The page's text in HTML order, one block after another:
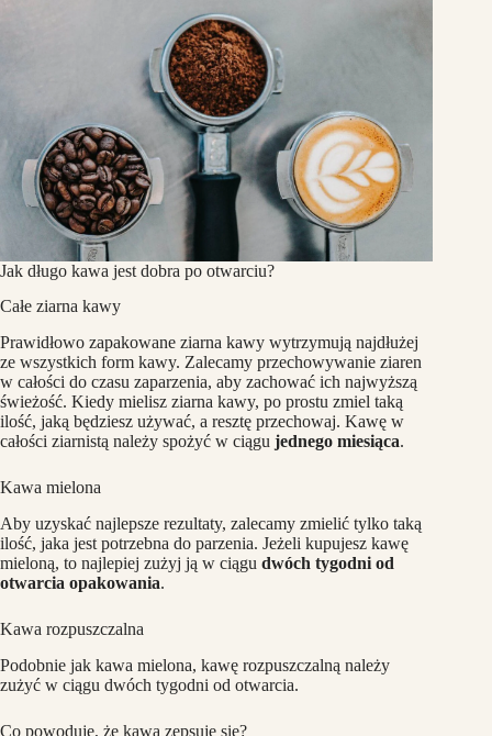
Jak długo kawa jest dobra po otwarciu?
Całe ziarna kawy
Prawidłowo zapakowane ziarna kawy wytrzymują najdłużej
ze wszystkich form kawy. Zalecamy przechowywanie ziaren
w całości do czasu zaparzenia, aby zachować ich najwyższą
świeżość. Kiedy mielisz ziarna kawy, po prostu zmiel taką
ilość, jaką będziesz używać, a resztę przechowaj. Kawę w
całości ziarnistą należy spożyć w ciągu jednego miesiąca.
Kawa mielona
Aby uzyskać najlepsze rezultaty, zalecamy zmielić tylko taką
ilość, jaka jest potrzebna do parzenia. Jeżeli kupujesz kawę
mieloną, to najlepiej zużyj ją w ciągu dwóch tygodni od
otwarcia opakowania.
Kawa rozpuszczalna
Podobnie jak kawa mielona, kawę rozpuszczalną należy
zużyć w ciągu dwóch tygodni od otwarcia.
Co powoduje, że kawa zepsuje się?